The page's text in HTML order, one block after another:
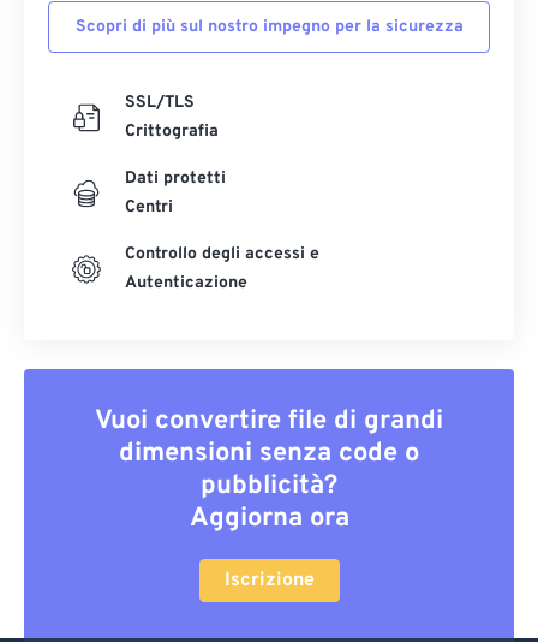
Scopri di più sul nostro impegno per la sicurezza
SSL/TLS
Crittografia
Dati protetti
Centri
Controllo degli accessi e
Autenticazione
Vuoi convertire file di grandi
dimensioni senza code o
pubblicità?
Aggiorna ora
Iscrizione